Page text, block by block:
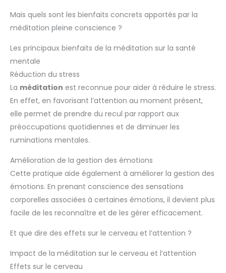
Mais quels sont les bienfaits concrets apportés par la
méditation pleine conscience ?
Les principaux bienfaits de la méditation sur la santé
mentale
Réduction du stress
La méditation est reconnue pour aider à réduire le stress.
En effet, en favorisant l’attention au moment présent,
elle permet de prendre du recul par rapport aux
préoccupations quotidiennes et de diminuer les
ruminations mentales.
Amélioration de la gestion des émotions
Cette pratique aide également à améliorer la gestion des
émotions. En prenant conscience des sensations
corporelles associées à certaines émotions, il devient plus
facile de les reconnaître et de les gérer efficacement.
Et que dire des effets sur le cerveau et l’attention ?
Impact de la méditation sur le cerveau et l’attention
Effets sur le cerveau